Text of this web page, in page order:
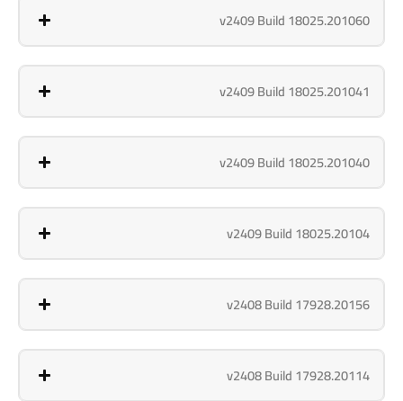
v2409 Build 18025.201060
v2409 Build 18025.201041
v2409 Build 18025.201040
v2409 Build 18025.20104
v2408 Build 17928.20156
v2408 Build 17928.20114